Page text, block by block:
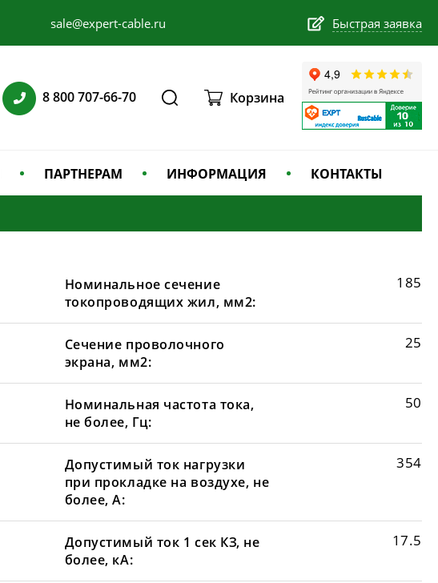
sale@expert-cable.ru Быстрая заявка
8 800 707-66-70 Корзина
ПАРТНЕРАМ ИНФОРМАЦИЯ КОНТАКТЫ
Номинальное сечение
токопроводящих жил, мм2:
185
Сечение проволочного
экрана, мм2:
25
Номинальная частота тока,
не более, Гц:
50
Допустимый ток нагрузки
при прокладке на воздухе, не
более, А:
354
Допустимый ток 1 сек КЗ, не
более, кА:
17.5